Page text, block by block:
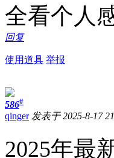
全看个人
回复
使用道具 举报
586#
qinger 发表于 2025-8-17
2025年最